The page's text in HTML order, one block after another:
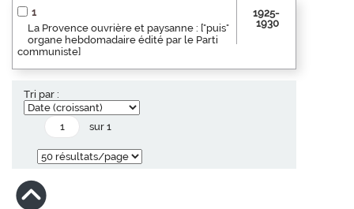
1
La Provence ouvrière et paysanne : ["puis"
organe hebdomadaire édité par le Parti
communiste]
1925-
1930
Tri par :
sur 1